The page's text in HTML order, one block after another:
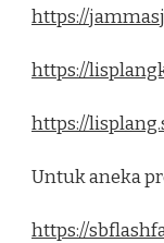
https://
https://
https://
Untuk aneka
https://